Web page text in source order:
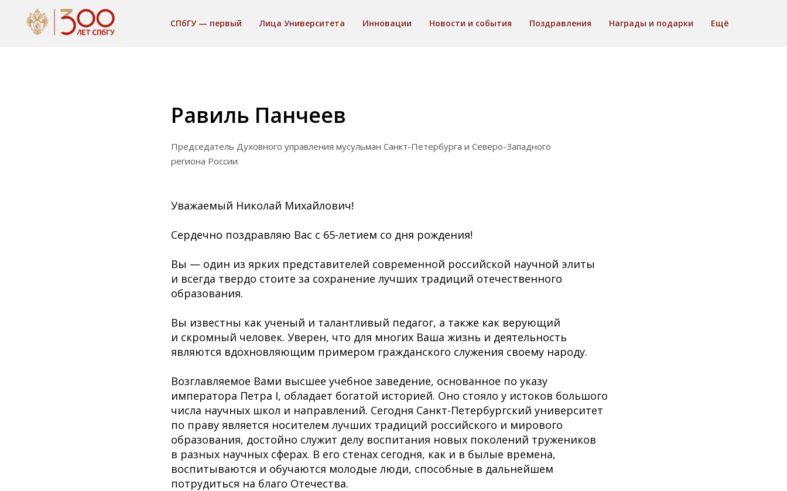
СПбГУ — первый Лица Университета Инновации Новости и события Поздравления Награды и подарки Ещё
Равиль Панчеев
Председатель Духовного управления мусульман Санкт-Петербурга и Северо-Западного
региона России
Уважаемый Николай Михайлович!
Сердечно поздравляю Вас с 65-летием со дня рождения!
Вы — один из ярких представителей современной российской научной элиты
и всегда твердо стоите за сохранение лучших традиций отечественного
образования.
Вы известны как ученый и талантливый педагог, а также как верующий
и скромный человек. Уверен, что для многих Ваша жизнь и деятельность
являются вдохновляющим примером гражданского служения своему народу.
Возглавляемое Вами высшее учебное заведение, основанное по указу
императора Петра I, обладает богатой историей. Оно стояло у истоков большого
числа научных школ и направлений. Сегодня Санкт-Петербургский университет
по праву является носителем лучших традиций российского и мирового
образования, достойно служит делу воспитания новых поколений тружеников
в разных научных сферах. В его стенах сегодня, как и в былые времена,
воспитываются и обучаются молодые люди, способные в дальнейшем
потрудиться на благо Отечества.